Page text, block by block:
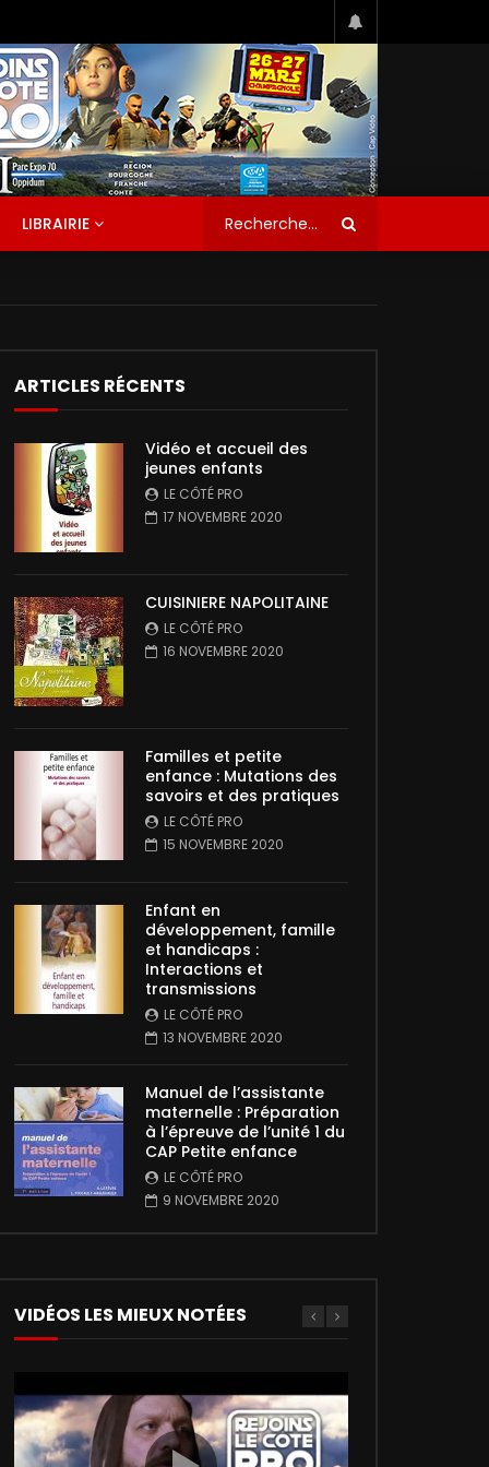
LIBRAIRIE
ARTICLES RÉCENTS
Vidéo et accueil des
jeunes enfants
LE CÔTÉ PRO
17 NOVEMBRE 2020
CUISINIERE NAPOLITAINE
LE CÔTÉ PRO
16 NOVEMBRE 2020
Familles et petite
enfance : Mutations des
savoirs et des pratiques
LE CÔTÉ PRO
15 NOVEMBRE 2020
Enfant en
développement, famille
et handicaps :
Interactions et
transmissions
LE CÔTÉ PRO
13 NOVEMBRE 2020
Manuel de l’assistante
maternelle : Préparation
à l’épreuve de l’unité 1 du
CAP Petite enfance
LE CÔTÉ PRO
9 NOVEMBRE 2020
VIDÉOS LES MIEUX NOTÉES